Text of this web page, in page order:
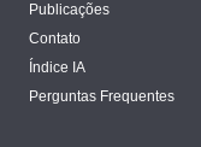
Publicações
Contato
Índice IA
Perguntas Frequentes